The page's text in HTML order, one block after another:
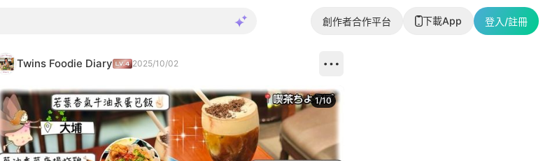
創作者合作平台 下載App 登入/註冊
Twins Foodie Diary 2025/10/02
1/10